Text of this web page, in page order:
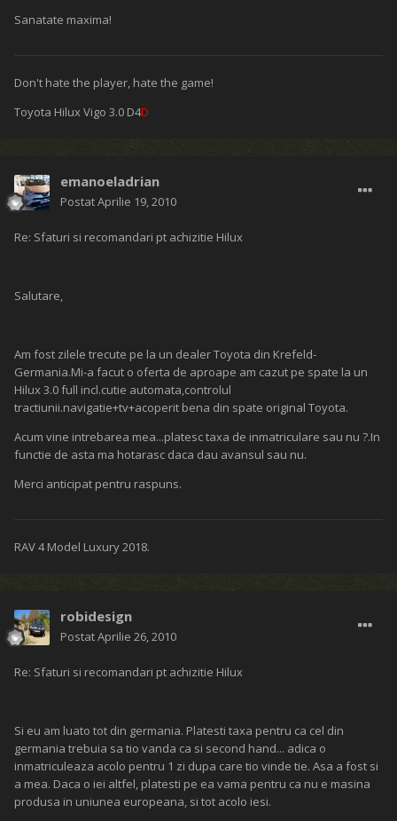
Sanatate maxima!
Don't hate the player, hate the game!
Toyota Hilux Vigo 3.0 D4D
emanoeladrian
PostatAprilie 19, 2010
Re: Sfaturi si recomandari pt achizitie Hilux
Salutare,
Am fost zilele trecute pe la un dealer Toyota din Krefeld-
Germania.Mi-a facut o oferta de aproape am cazut pe spate la un
Hilux 3.0 full incl.cutie automata,controlul
tractiunii.navigatie+tv+acoperit bena din spate original Toyota.
Acum vine intrebarea mea...platesc taxa de inmatriculare sau nu ?.In
functie de asta ma hotarasc daca dau avansul sau nu.
Merci anticipat pentru raspuns.
RAV 4 Model Luxury 2018.
robidesign
PostatAprilie 26, 2010
Re: Sfaturi si recomandari pt achizitie Hilux
Si eu am luato tot din germania. Platesti taxa pentru ca cel din
germania trebuia sa tio vanda ca si second hand... adica o
inmatriculeaza acolo pentru 1 zi dupa care tio vinde tie. Asa a fost si
a mea. Daca o iei altfel, platesti pe ea vama pentru ca nu e masina
produsa in uniunea europeana, si tot acolo iesi.